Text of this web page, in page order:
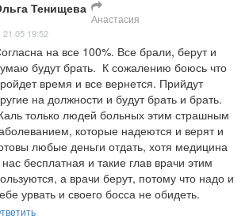
Тенищева
Анастасия
21.05 19:52
на все 100%. Все брали, берут и
будут брать.  К сожалению боюсь что
время и все вернется. Прийдут
на должности и будут брать и брать.
только людей больных этим страшным
которые надеются и верят и
любые деньги отдать, хотя медицина
нас бесплатная и такие глав врачи этим
а врачи берут, потому что надо и
урвать и своего босса не обидеть.